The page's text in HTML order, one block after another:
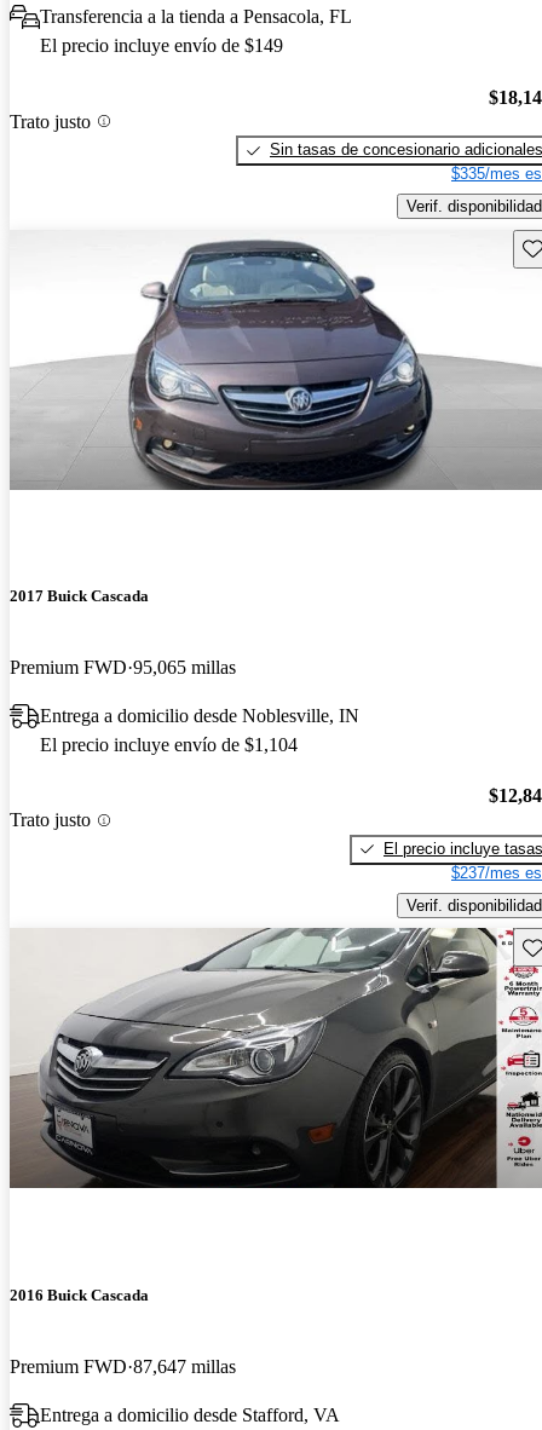
Transferencia a la tienda a Pensacola, FL
El precio incluye envío de $149
Trato justo
Sin tasas de concesionario adicionales
$335/mes
Verif. disponibilidad
2017 Buick Cascada
Premium FWD 95,065 millas
Entrega a domicilio desde Noblesville, IN
El precio incluye envío de $1,104
Trato justo
El precio incluye tasas
$237/mes
Verif. disponibilidad
2016 Buick Cascada
Premium FWD 87,647 millas
Entrega a domicilio desde Stafford, VA